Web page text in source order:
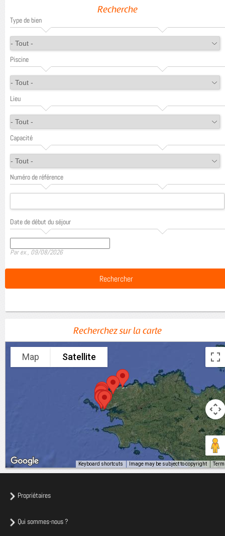
Recherche
Type de bien
Piscine
Lieu
Capacité
Numéro de référence
Date de début du séjour
Date
Par ex., 09/08/2026
Recherchez sur la carte
Map Satellite
Keyboard shortcuts Image may be subject to copyright
Propriétaires
Qui sommes-nous ?